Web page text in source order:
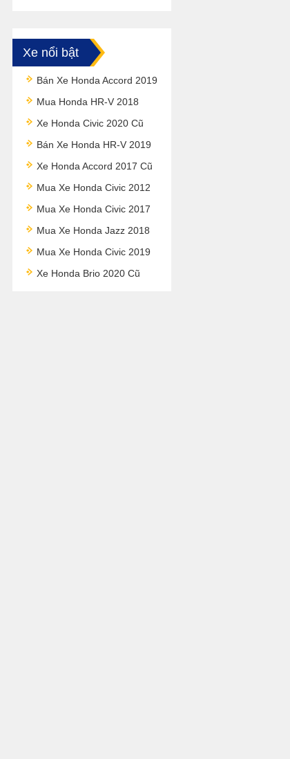
Xe nổi bật
Bán Xe Honda Accord 2019
Mua Honda HR-V 2018
Xe Honda Civic 2020 Cũ
Bán Xe Honda HR-V 2019
Xe Honda Accord 2017 Cũ
Mua Xe Honda Civic 2012
Mua Xe Honda Civic 2017
Mua Xe Honda Jazz 2018
Mua Xe Honda Civic 2019
Xe Honda Brio 2020 Cũ